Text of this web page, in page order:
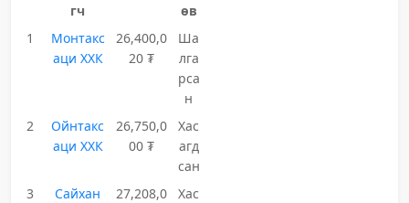
гч
өв
1
Монтакс
аци ХХК
26,400,0
20 ₮
Ша
лга
рса
н
2
Ойнтакс
аци ХХК
26,750,0
00 ₮
Хас
агд
сан
3
Сайхан
27,208,0
Хас